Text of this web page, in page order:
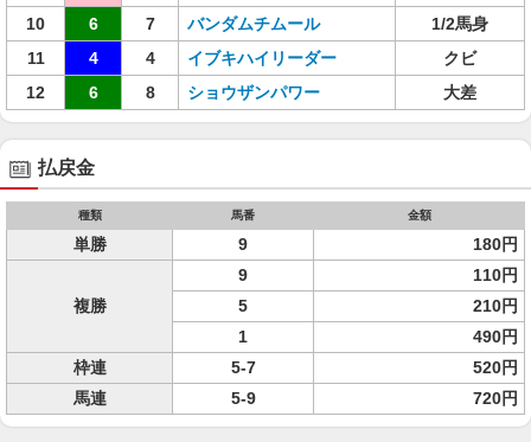
10
6 7 バンダムチムール
1/2馬身
11
4 4 イブキハイリーダー
クビ
12
6 8 ショウザンパワー 大差
払戻金
種類 馬番 金額
単勝 9 180円
複勝
9
110円
5
210円
1
490円
枠連
5-7
520円
馬連
5-9 720円